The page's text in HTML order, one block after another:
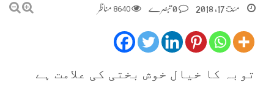
مئ 17, 2018 8640 مناظر
توبہ کا خیال خوش بختی کی علامت ہے